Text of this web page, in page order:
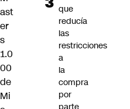
ast
er
s
1.0
00
de
Mi
que
reducía
las
restricciones
a
la
compra
por
parte